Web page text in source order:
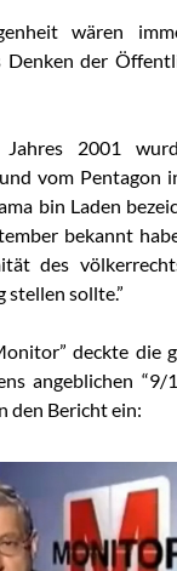
wären
Denken der
Jahres 2001
und vom Pentagon
bin Laden
bekannt
des
stellen sollte.”
deckte die
angeblichen
den Bericht ein: